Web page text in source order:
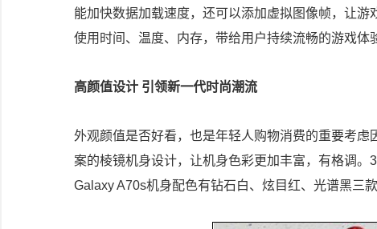
能加快数据加载速度，还可以添加虚拟图像帧，让
使用时间、温度、内存，带给用户持续流畅的游戏体
高颜值设计 引领新一代时尚潮流
外观颜值是否好看，也是年轻人购物消费的重要考
案的棱镜机身设计，让机身色彩更加丰富，有格调。
Galaxy A70s机身配色有钻石白、炫目红、光谱黑三